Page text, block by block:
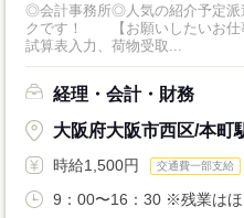
◎会計事務所◎人気の紹介予定派
クです！ 【お願いしたいお仕
試算表入力、荷物受取...
経理・会計・財務
大阪府大阪市西区/本町
時給1,500円 交通費一部支給
9：00〜16：30 ※残業はほ